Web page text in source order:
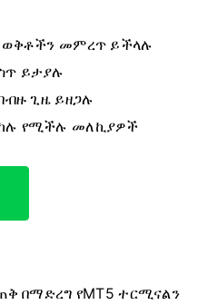
ወቅቶችን መምረጥ ይችላሉ
ይታያሉ
ጊዜ ይዘጋሉ
የሚችሉ መለኪያዎች
በማድረግ የMT5 ተርሚናልን